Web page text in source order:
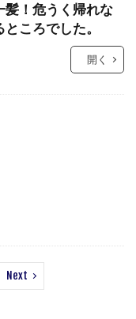
髪！危うく帰れな
ところでした。
開く
Next